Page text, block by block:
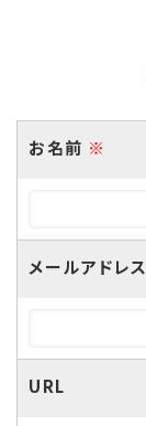
お名前 ※
メールアドレス
URL